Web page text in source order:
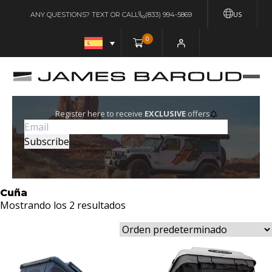
US
ANY QUESTIONS? TEXT OR CALL (833) 994-5869
0
Register here to receive EXCLUSIVEoffers
Cuña
Mostrando los 2 resultados